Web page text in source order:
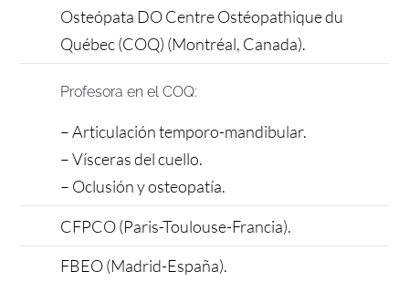
Osteópata DO Centre Ostéopathique du
Québec (COQ) (Montréal, Canada).
Profesora en el COQ:
– Articulación temporo-mandibular.
– Vísceras del cuello.
– Oclusión y osteopatía.
CFPCO (Paris-Toulouse-Francia).
FBEO (Madrid-España).